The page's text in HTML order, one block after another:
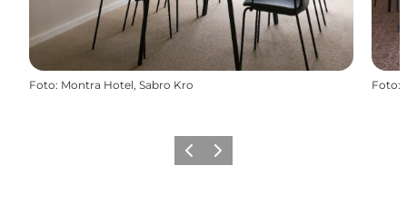
Foto: Montra Hotel, Sabro Kro Foto:
ForrigeNæste